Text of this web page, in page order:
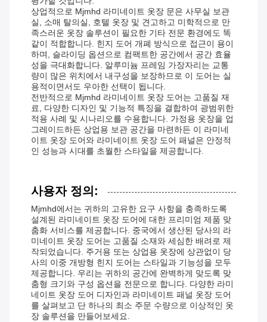
상업적으로 Mjmhd 라미네이트 옷장 문은 사무실 보관
실, 소매 탈의실, 호텔 옷장 및 견고하고 미학적으로 만
족스러운 옷장 솔루션이 필요한 기타 전문 환경에도 똑
같이 적합합니다. 힌지 도어 개폐 방식으로 접근이 용이
하며, 슬라이딩 옵션으로 컴팩트한 공간에서 공간 효율
성을 극대화합니다. 알루미늄 프레임 가장자리는 교통
량이 많은 위치에서 내구성을 보장하므로 이 도어는 실
용적이면서도 우아한 선택이 됩니다.
전반적으로 Mjmhd 라미네이트 옷장 도어는 고품질 재
료, 다양한 디자인 및 기능적 특징을 결합하여 광범위한
적용 사례 및 시나리오를 수용합니다. 가정용 옷장을 업
그레이드하든 상업용 보관 공간을 마련하든 이 라미네
이트 옷장 도어와 라미네이트 옷장 도어 패널은 안정적
인 성능과 시대를 초월한 스타일을 제공합니다.
사용자 정의:
Mjmhd에서는 귀하의 고유한 요구 사항을 충족하도록
설계된 라미네이트 옷장 도어에 대한 프리미엄 제품 맞
춤화 서비스를 제공합니다. 중국에서 생산된 당사의 라
미네이트 옷장 도어는 고품질 소재와 세심한 배려로 제
작되었습니다. 주거용 또는 상업용 옷장에 상관없이 당
사의 이중 개방형 힌지 도어는 스타일과 기능성을 모두
제공합니다. 우리는 귀하의 공간에 완벽하게 맞도록 맞
춤형 크기와 구성 옵션을 전문으로 합니다. 다양한 라미
네이트 옷장 도어 디자인과 라미네이트 패널 옷장 도어
를 살펴보고 단 하나의 최소 주문 수량으로 이상적인 옷
장 솔루션을 만들어보세요.